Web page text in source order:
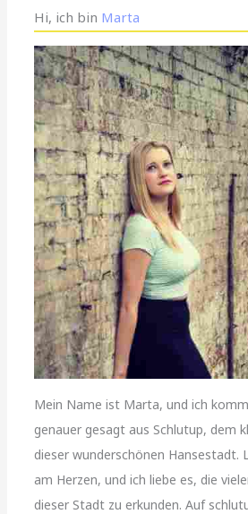
Hi, ich bin Marta
Mein Name ist Marta, und ich
genauer gesagt aus Schlutup, dem
dieser wunderschönen Hansestadt.
am Herzen, und ich liebe es, die
dieser Stadt zu erkunden. Auf